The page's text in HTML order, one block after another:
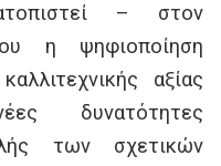
– στον
η ψηφιοποίηση
αξίας
δυνατότητες
των σχετικών